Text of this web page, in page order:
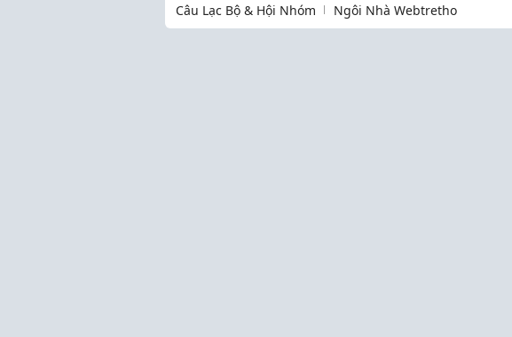
Câu Lạc Bộ & Hội Nhóm
Ngôi Nhà Webtretho